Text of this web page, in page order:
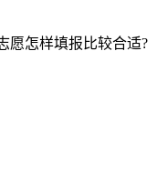
愿怎样填报比较合适?